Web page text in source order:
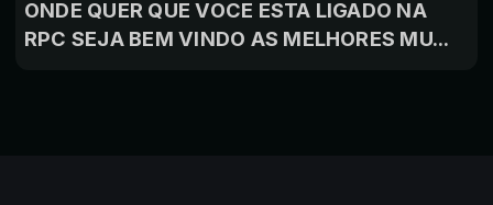
ONDE QUER QUE VOCE ESTA LIGADO NA
RPC SEJA BEM VINDO AS MELHORES MU...